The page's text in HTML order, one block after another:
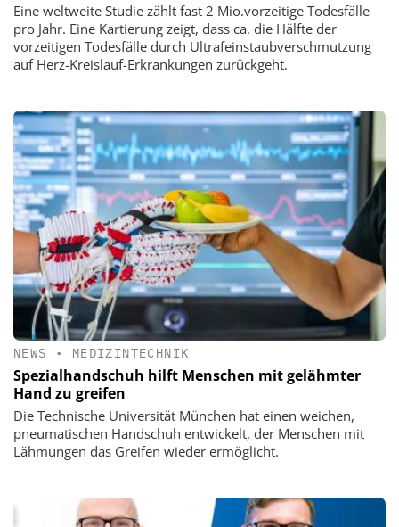
Eine weltweite Studie zählt fast 2 Mio.vorzeitige Todesfälle
pro Jahr. Eine Kartierung zeigt, dass ca. die Hälfte der
vorzeitigen Todesfälle durch Ultrafeinstaubverschmutzung
auf Herz-Kreislauf-Erkrankungen zurückgeht.
NEWS • MEDIZINTECHNIK
Spezialhandschuh hilft Menschen mit gelähmter
Hand zu greifen
Die Technische Universität München hat einen weichen,
pneumatischen Handschuh entwickelt, der Menschen mit
Lähmungen das Greifen wieder ermöglicht.